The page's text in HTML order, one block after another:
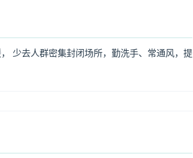
少去人群密集封闭场所，勤洗手、常通风，提